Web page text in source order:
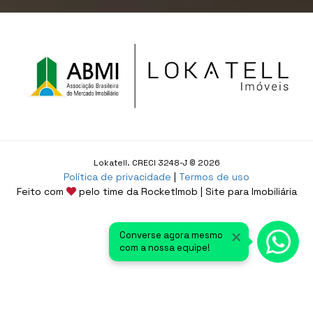
Lokatell. CRECI 3248-J © 2026
Política de privacidade | Termos de uso
Feito com
pelo time da RocketImob | Site para Imobiliária
×
Converse agora mesmo
com a nossa equipe!